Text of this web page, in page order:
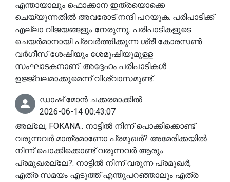
എന്തായാലും ഫൊക്കാന ഇത്രയൊക്കെ
ചെയ്യുന്നതിൽ അവരോട് നന്ദി പറയുക. പരിപാടിക്ക്
എല്ലാ വിജയങ്ങളും നേരുന്നു. പരിപാടികളുടെ
ചെയർമാനായി പ്രവർത്തിക്കുന്ന ശ്രീ കോരസൺ
വർഗീസ് ശേഷിയും ശേമുഷിയുമുള്ള
സംഘാടകനാണ്. അദ്ദേഹം പരിപാടികൾ
ഉജ്ജ്വലമാക്കുമെന്ന് വിശ്വാസമുണ്ട്.
ഡാഷ് മോൻ ചക്കരമാക്കിൽ
2026-06-14 00:43:07
അല്ലേ, FOKANA.. നാട്ടിൽ നിന്ന് പൊക്കിക്കൊണ്ട്
വരുന്നവർ മാത്രമാണോ പ്രമുഖർ? അമേരിക്കയിൽ
നിന്ന് പൊക്കിക്കൊണ്ട് വരുന്നവർ ആരും
പ്രമുഖരല്ലേ?. നാട്ടിൽ നിന്ന് വരുന്ന പ്രമുഖർ,
എത്ര സമയം എടുത്ത് എന്തുപറഞ്ഞാലും എത്ര